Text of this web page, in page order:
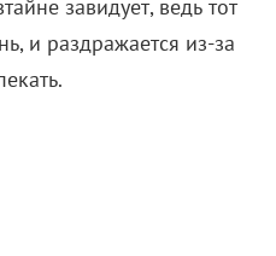
завидует, ведь тот
и раздражается из-за